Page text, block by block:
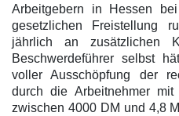
Arbeitgebern in Hessen
gesetzlichen Freistellung
jährlich an zusätzlichen
Beschwerdeführer selbst
voller Ausschöpfung der
durch die Arbeitnehmer mit
zwischen 4000 DM und 4,8